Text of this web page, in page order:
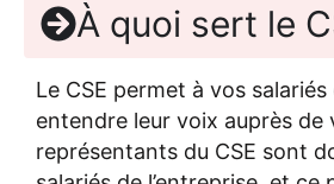
À quoi sert le
Le CSE permet à vos
entendre leur voix auprès de
représentants du CSE sont